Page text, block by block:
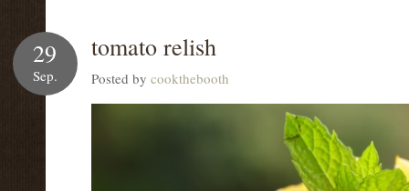
tomato relish
Posted by cookthebooth
29
Sep.